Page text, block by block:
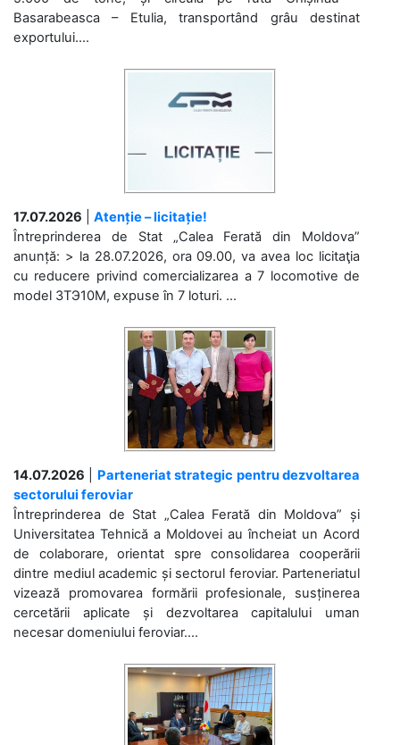
Basarabeasca – Etulia, transportând grâu destinat
exportului....
17.07.2026
Atenție – licitație!
Întreprinderea de Stat „Calea Ferată din Moldova”
anunță: > la 28.07.2026, ora 09.00, va avea loc licitaţia
cu reducere privind comercializarea a 7 locomotive de
model 3ТЭ10М, expuse în 7 loturi. ...
14.07.2026
Parteneriat strategic pentru dezvoltarea
sectorului feroviar
Întreprinderea de Stat „Calea Ferată din Moldova” și
Universitatea Tehnică a Moldovei au încheiat un Acord
de colaborare, orientat spre consolidarea cooperării
dintre mediul academic și sectorul feroviar. Parteneriatul
vizează promovarea formării profesionale, susținerea
cercetării aplicate și dezvoltarea capitalului uman
necesar domeniului feroviar....